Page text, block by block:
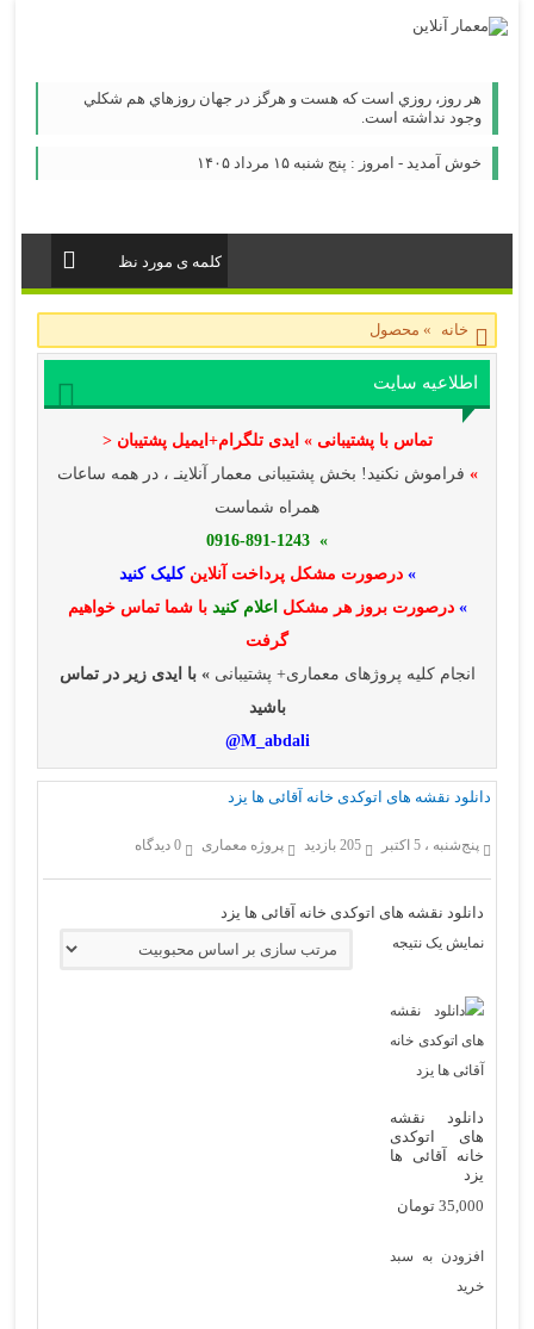
هر روز، روزي است كه هست و هرگز در جهان روزهاي هم شكلي
وجود نداشته است.
خوش آمدید - امروز : پنج شنبه ۱۵ مرداد ۱۴۰۵
خانه » محصول
اطلاعیه سایت
تماس با پشتیبانی » ایدی تلگرام+ایمیل پشتیبان <
» فراموش نکنید! بخش پشتیبانی معمار آنلاینـ ، در همه ساعات
همراه شماست
» 0916-891-1243
» درصورت مشکل پرداخت آنلاینکلیک کنید
» درصورت بروز هر مشکل اعلام کنید با شما تماس خواهیم
گرفت
انجام کلیه پروژهای معماری+ پشتیبانی» با ایدی زیر در تماس
باشید
M_abdali@
دانلود نقشه های اتوکدی خانه آقائی ها یزد
پنج‌شنبه ، 5 اکتبر 205 بازدید پروژه معماری 0 دیدگاه
دانلود نقشه های اتوکدی خانه آقائی ها یزد
نمایش یک نتیجه
دانلود نقشه
های اتوکدی
خانه آقائی ها
یزد
35,000 تومان
افزودن به سبد
خرید